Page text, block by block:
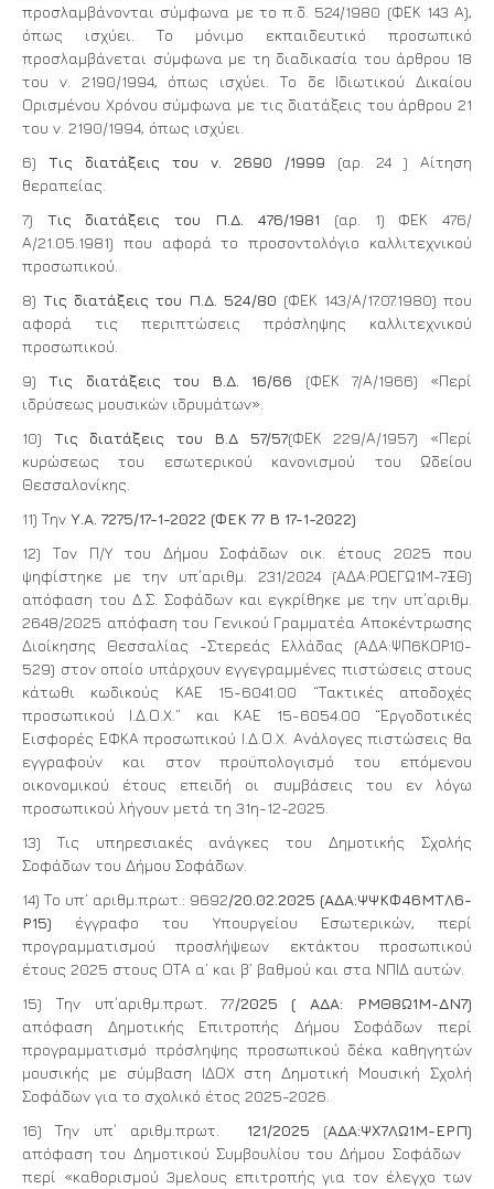
προσλαμβάνονται σύμφωνα με το π.δ. 524/1980 (ΦΕΚ 143 Α),
όπως ισχύει. Το μόνιμο εκπαιδευτικό προσωπικό
προσλαμβάνεται σύμφωνα με τη διαδικασία του άρθρου 18
του ν. 2190/1994, όπως ισχύει. Το δε Ιδιωτικού Δικαίου
Ορισμένου Χρόνου σύμφωνα με τις διατάξεις του άρθρου 21
του ν. 2190/1994, όπως ισχύει.
6) Τις διατάξεις του ν. 2690 /1999 (αρ. 24 ) Αίτηση
θεραπείας.
7) Τις διατάξεις του Π.Δ. 476/1981 (αρ. 1) ΦΕΚ 476/
Α/21.05.1981) που αφορά το προσοντολόγιο καλλιτεχνικού
προσωπικού.
8) Τις διατάξεις του Π.Δ. 524/80 (ΦΕΚ 143/Α/17.07.1980) που
αφορά τις περιπτώσεις πρόσληψης καλλιτεχνικού
προσωπικού.
9)Τις διατάξεις του Β.Δ. 16/66 (ΦΕΚ 7/Α/1966) «Περί
ιδρύσεως μουσικών ιδρυμάτων».
10) Τις διατάξεις του Β.Δ 57/57(ΦΕΚ 229/Α/1957) «Περί
κυρώσεως του εσωτερικού κανονισμού του Ωδείου
Θεσσαλονίκης.
11) Την Υ.Α. 7275/17-1-2022 (ΦΕΚ 77 Β 17-1-2022)
12) Τον Π/Υ του Δήμου Σοφάδων οικ. έτους 2025 που
ψηφίστηκε με την υπ΄αριθμ. 231/2024 (ΑΔΑ:ΡΟΕΓΩ1Μ-7ΞΘ)
απόφαση του Δ.Σ. Σοφάδων και εγκρίθηκε με την υπ΄αριθμ.
2648/2025 απόφαση του Γενικού Γραμματέα Αποκέντρωσης
Διοίκησης Θεσσαλίας -Στερεάς Ελλάδας (ΑΔΑ:ΨΠ6ΚΟΡ10-
529) στον οποίο υπάρχουν εγγεγραμμένες πιστώσεις στους
κάτωθι κωδικούς ΚΑΕ 15-6041.00 “Τακτικές αποδοχές
προσωπικού Ι.Δ.Ο.Χ.” και ΚΑΕ 15-6054.00 “Εργοδοτικές
Εισφορές ΕΦΚΑ προσωπικού Ι.Δ.Ο.Χ. Ανάλογες πιστώσεις θα
εγγραφούν και στον προϋπολογισμό του επόμενου
οικονομικού έτους επειδή οι συμβάσεις του εν λόγω
προσωπικού λήγουν μετά τη 31η-12-2025.
13) Τις υπηρεσιακές ανάγκες του Δημοτικής Σχολής
Σοφάδων του Δήμου Σοφάδων.
14) Το υπ’ αριθμ.πρωτ.: 9692/20.02.2025 (ΑΔΑ:ΨΨΚΦ46ΜΤΛ6-
Ρ15) έγγραφο του Υπουργείου Εσωτερικών, περί
προγραμματισμού προσλήψεων εκτάκτου προσωπικού
έτους 2025 στους ΟΤΑ α’ και β’ βαθμού και στα ΝΠΙΔ αυτών.
15) Την υπ΄αριθμ.πρωτ. 77/2025 ( ΑΔΑ: ΡΜΘ8Ω1M-ΔN7)
απόφαση Δημοτικής Επιτροπής Δήμου Σοφάδων περί
προγραμματισμό πρόσληψης προσωπικού δέκα καθηγητών
μουσικής με σύμβαση ΙΔΟΧ στη Δημοτική Μουσική Σχολή
Σοφάδων για το σχολικό έτος 2025-2026.
16) Την υπ΄ αριθμ.πρωτ. 121/2025 (ΑΔΑ:ΨΧ7ΛΩ1Μ-ΕΡΠ)
απόφαση του Δημοτικού Συμβουλίου του Δήμου Σοφάδων
περί «καθορισμού 3μελους επιτροπής για τον έλεγχο των